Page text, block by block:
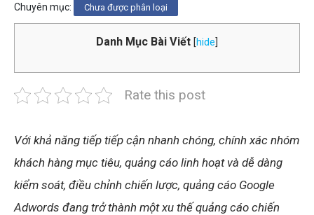
Chuyên mục: Chưa được phân loại
Danh Mục Bài Viết [hide
Rate this post
Với khả năng tiếp tiếp cận nhanh chóng, chính xác nhóm
khách hàng mục tiêu, quảng cáo linh hoạt và dễ dàng
kiểm soát, điều chỉnh chiến lược, quảng cáo Google
Adwords đang trở thành một xu thế quảng cáo chiến